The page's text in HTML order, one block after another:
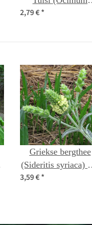
tenuiflorum syn.
2,79 €*
Griekse bergthee
(Sideritis syriaca)
3,59 €*